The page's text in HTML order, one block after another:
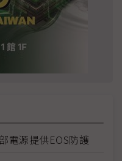
電源提供EOS防護